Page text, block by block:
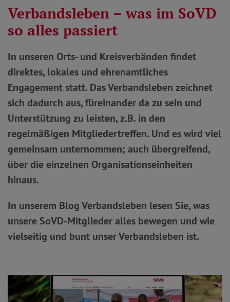
Verbandsleben – was im SoVD
so alles passiert
In unseren Orts- und Kreisverbänden findet
direktes, lokales und ehrenamtliches
Engagement statt. Das Verbandsleben zeichnet
sich dadurch aus, füreinander da zu sein und
Unterstützung zu leisten, z.B. in den
regelmäßigen Mitgliedertreffen. Und es wird viel
gemeinsam unternommen; auch übergreifend,
über die einzelnen Organisationseinheiten
hinaus.
In unserem Blog Verbandsleben lesen Sie, was
unsere SoVD-Mitglieder alles bewegen und wie
vielseitig und bunt unser Verbandsleben ist.